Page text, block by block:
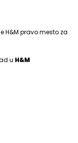
H&M pravo mesto za
u H&M